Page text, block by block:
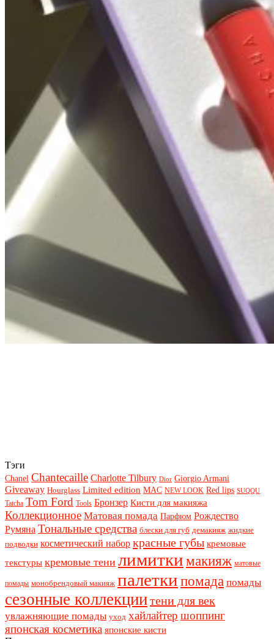
Тэги
Chanel Chantecaille Charlotte Tilbury Dior Giorgio Armani
Giveaway Hourglass Limited edition MAC NEW LOOK Red lips SUQQU
Tatcha Tom Ford Tools Бронзер Кисти для макияжа
Коллекционное Матовая помада Парфюм Рождество
Румяна Тональные средства блески для губ демакияж жидкие
подводки косметический набор красные губы кремовые
текстуры кремовые тени лимиткимакияж матовые
помады монобрендовый макияж палеткипомада помады
сезонные коллекциитени для век
увлажняющие помады уход хайлайтер шоппинг
японская косметика японские кисти